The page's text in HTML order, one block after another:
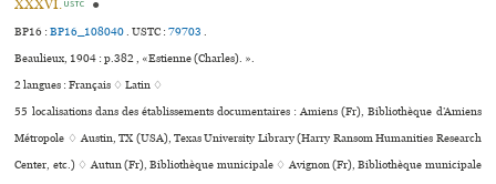
XXXVI. USTC ●
BP16 :BP16_108040.USTC :79703.
Beaulieux, 1904 : p.382 , «Estienne (Charles). ».
2 langues :Français ♢Latin ♢
55 localisations dans des établissements documentaires : Amiens (Fr), Bibliothèque d’Amiens
Métropole ♢ Austin, TX (USA), Texas University Library (Harry Ransom Humanities Research
Center, etc.) ♢ Autun (Fr), Bibliothèque muni­ci­pale ♢ Avignon (Fr), Bibliothèque muni­ci­pale